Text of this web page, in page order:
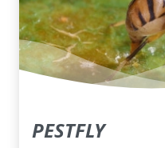
PESTFLY